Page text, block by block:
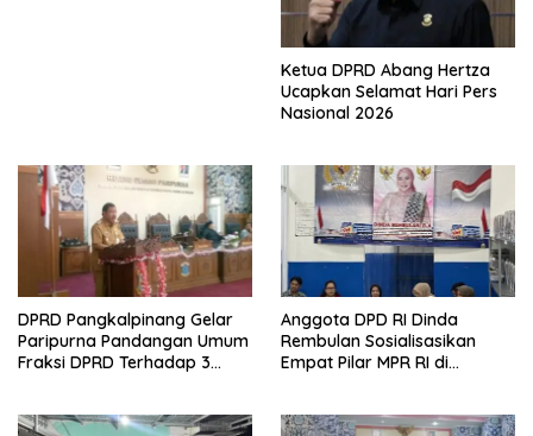
Ketua DPRD Abang Hertza
Ucapkan Selamat Hari Pers
Nasional 2026
DPRD Pangkalpinang Gelar
Paripurna Pandangan Umum
Fraksi DPRD Terhadap 3
Anggota DPD RI Dinda
Rembulan Sosialisasikan
Empat Pilar MPR RI di